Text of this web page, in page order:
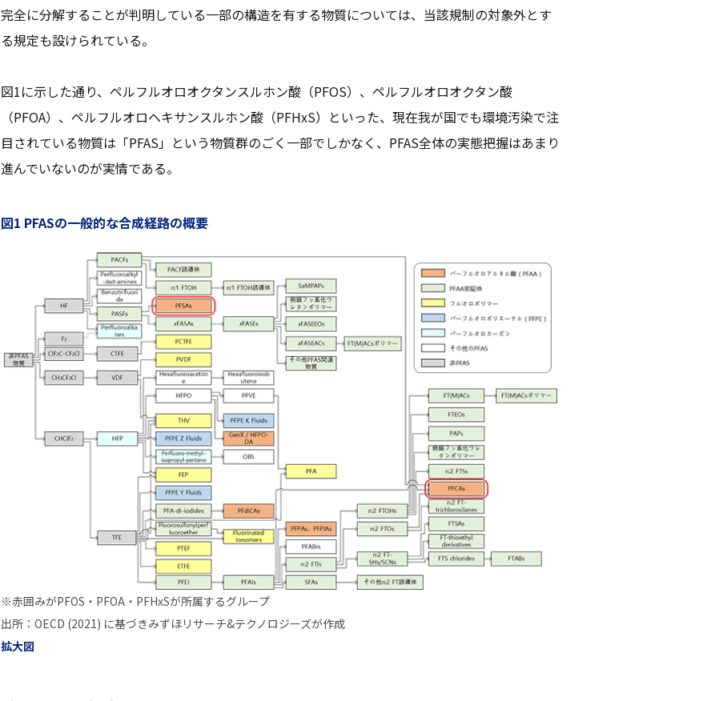
完全に分解することが判明している一部の構造を有する物質については、当該規制の対象外とす
る規定も設けられている。
図1に示した通り、ペルフルオロオクタンスルホン酸（PFOS）、ペルフルオロオクタン酸
（PFOA）、ペルフルオロヘキサンスルホン酸（PFHxS）といった、現在我が国でも環境汚染で注
目されている物質は「PFAS」という物質群のごく一部でしかなく、PFAS全体の実態把握はあまり
進んでいないのが実情である。
図1 PFASの一般的な合成経路の概要
※赤囲みがPFOS・PFOA・PFHxSが所属するグループ
出所：OECD (2021) に基づきみずほリサーチ&テクノロジーズが作成
拡大図